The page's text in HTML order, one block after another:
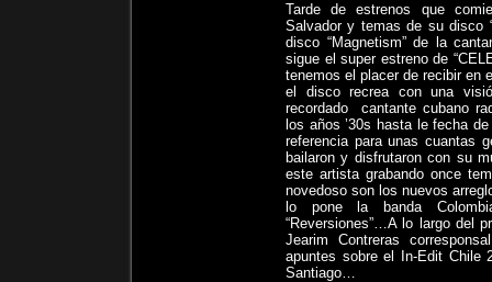
Tarde de estrenos que
Salvador y temas de su disco
disco “Magnetism” de la
sigue el super estreno de
tenemos el placer de recibir en
el disco recrea con una
recordado
cantante cubano
los años ’30s hasta le fecha
referencia para unas cuantas
bailaron y disfrutaron con su
este artista grabando once
novedoso son los nuevos
lo pone la banda
“Reversiones”…A lo largo del
Jearim Contreras
apuntes sobre el In-Edit Chile
Santiago…